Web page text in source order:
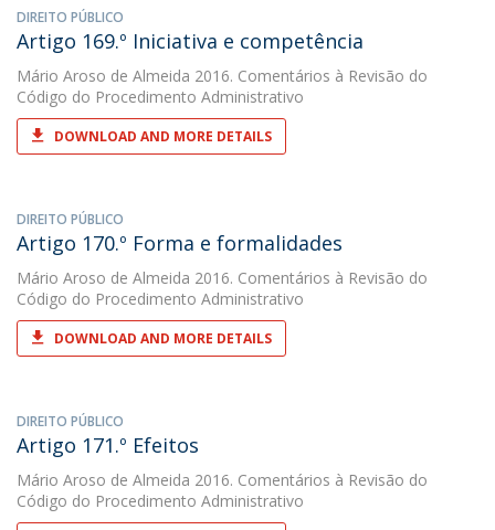
DIREITO PÚBLICO
Artigo 169.º Iniciativa e competência
Mário Aroso de Almeida 2016. Comentários à Revisão do
Código do Procedimento Administrativo
DOWNLOAD AND MORE DETAILS
DIREITO PÚBLICO
Artigo 170.º Forma e formalidades
Mário Aroso de Almeida 2016. Comentários à Revisão do
Código do Procedimento Administrativo
DOWNLOAD AND MORE DETAILS
DIREITO PÚBLICO
Artigo 171.º Efeitos
Mário Aroso de Almeida 2016. Comentários à Revisão do
Código do Procedimento Administrativo